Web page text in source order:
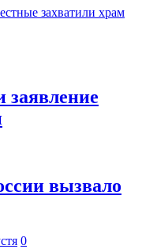
захватили храм
вызвало
0